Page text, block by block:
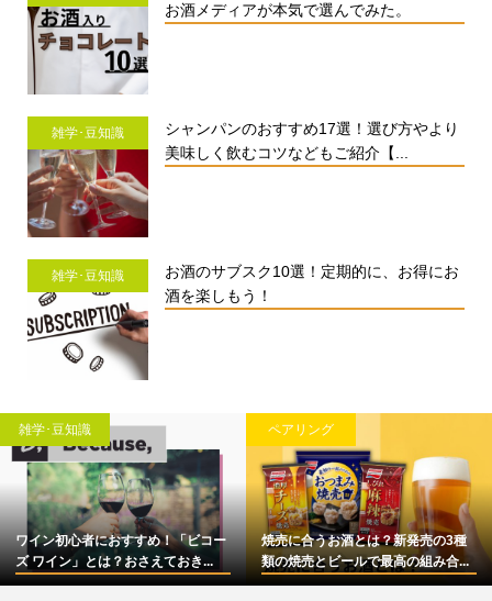
お酒メディアが本気で選んでみた。
雑学･豆知識
シャンパンのおすすめ17選！選び方やより
美味しく飲むコツなどもご紹介【...
雑学･豆知識
お酒のサブスク10選！定期的に、お得にお
酒を楽しもう！
雑学･豆知識
ワイン初心者におすすめ！「ビコー
ズ ワイン」とは？おさえておき...
ペアリング
焼売に合うお酒とは？新発売の3種
類の焼売とビールで最高の組み合...